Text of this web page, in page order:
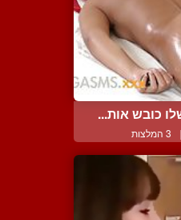
כובש אות...
| 3 המלצות